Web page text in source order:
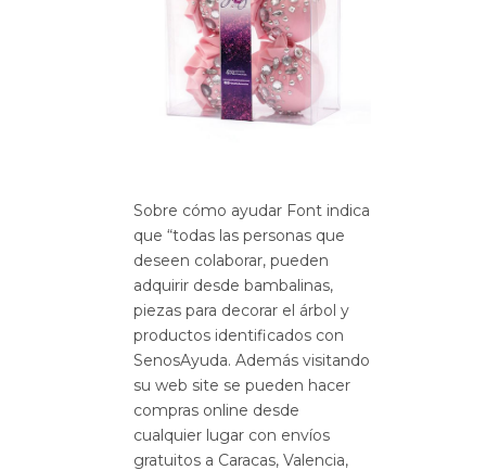
Sobre cómo ayudar Font indica
que “todas las personas que
deseen colaborar, pueden
adquirir desde bambalinas,
piezas para decorar el árbol y
productos identificados con
SenosAyuda. Además visitando
su web site se pueden hacer
compras online desde
cualquier lugar con envíos
gratuitos a Caracas, Valencia,